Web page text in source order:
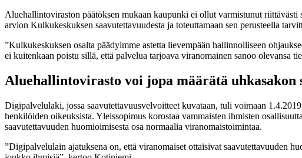
Aluehallintoviraston päätöksen mukaan kaupunki ei ollut varmistunut
arvion Kulkukeskuksen saavutettavuudesta ja toteuttamaan sen perusteella
”Kulkukeskuksen osalta päädyimme astetta lievempään hallinnolliseen
ei kuitenkaan poistu sillä, että palvelua tarjoava viranomainen sanoo olevansa
Aluehallintovirasto voi jopa määrätä uhkasakon
Digipalvelulaki, jossa saavutettavuusvelvoitteet kuvataan, tuli voimaan
henkilöiden oikeuksista. Yleissopimus korostaa vammaisten ihmisten
saavutettavuuden huomioimisesta osa normaalia viranomaistoimintaa.
”Digipalvelulain ajatuksena on, että viranomaiset ottaisivat saavutettavuuden